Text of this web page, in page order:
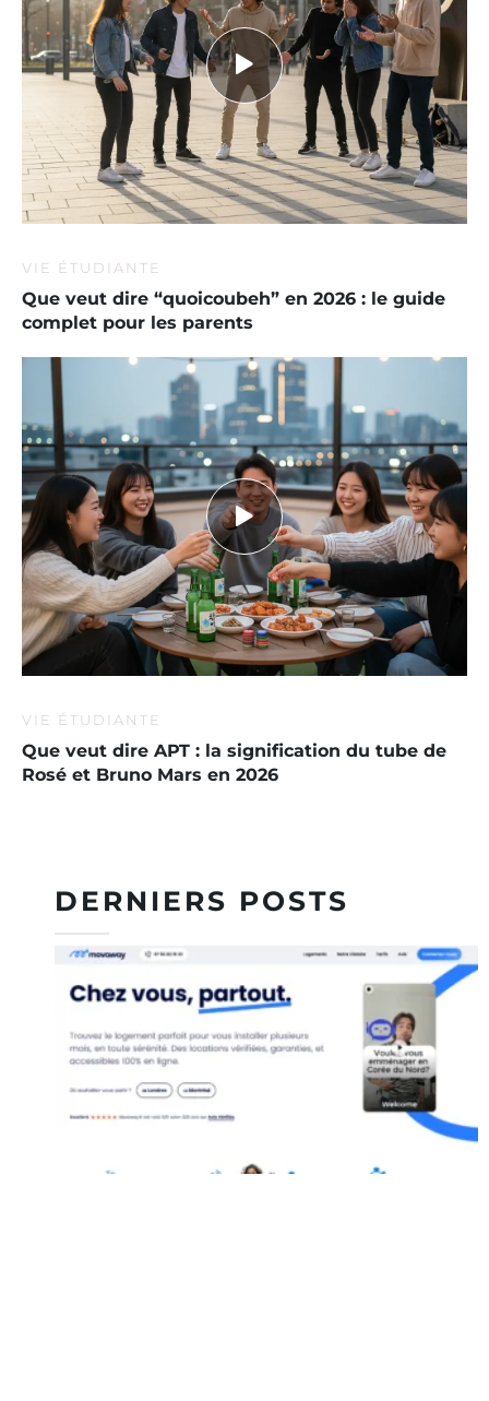
DERNIERS POSTS
VIE ÉTUDIANTE
Que veut dire “quoicoubeh” en 2026 : le guide
complet pour les parents
VIE ÉTUDIANTE
Que veut dire APT : la signification du tube de
Rosé et Bruno Mars en 2026